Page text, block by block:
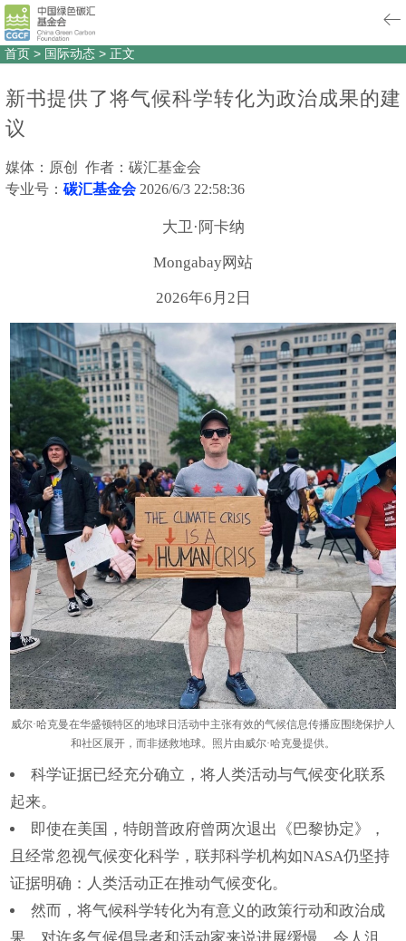
首页 > 国际动态 > 正文
新书提供了将气候科学转化为政治成果的建
议
媒体：原创 作者：碳汇基金会
专业号： 碳汇基金会 2026/6/3 22:58:36
大卫·阿卡纳
Mongabay网站
2026年6月2日
威尔·哈克曼在华盛顿特区的地球日活动中主张有效的气候信息传播应围绕保护人
和社区展开，而非拯救地球。照片由威尔·哈克曼提供。
科学证据已经充分确立，将人类活动与气候变化联系
起来。
即使在美国，特朗普政府曾两次退出《巴黎协定》，
且经常忽视气候变化科学，联邦科学机构如NASA仍坚持
证据明确：人类活动正在推动气候变化。
然而，将气候科学转化为有意义的政策行动和政治成